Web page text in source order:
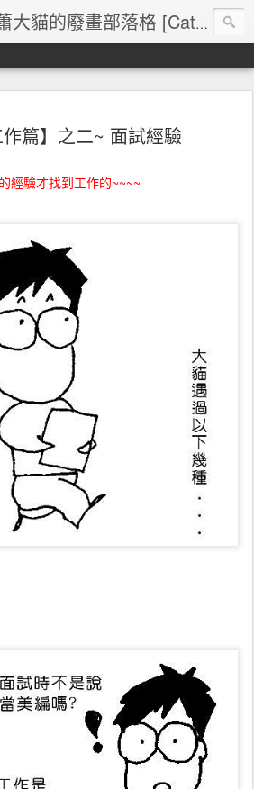
廢紙背面塗鴉：蕭大貓的廢畫部落格 [Cat's blog]
作篇】之二~ 面試經驗
經驗才找到工作的~~~~